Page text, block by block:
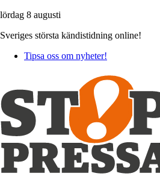
lördag 8 augusti
Sveriges största kändistidning online!
Tipsa oss om nyheter!